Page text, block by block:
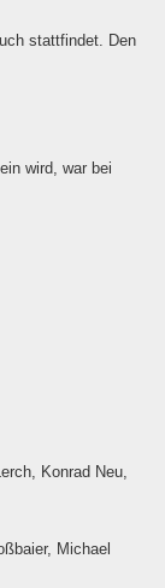
stattfindet. Den
wird, war bei
Konrad Neu,
Michael